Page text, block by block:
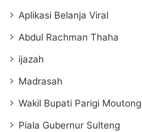
Aplikasi Belanja Viral
Abdul Rachman Thaha
ijazah
Madrasah
Wakil Bupati Parigi Moutong
Piala Gubernur Sulteng